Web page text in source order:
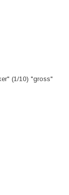
(1/10) "gross"